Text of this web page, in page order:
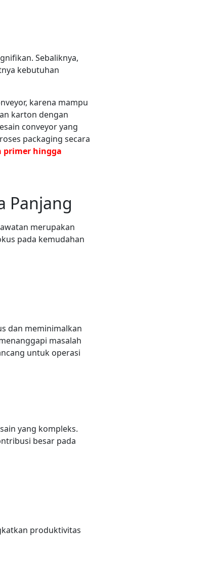
Sebaliknya,
kebutuhan
karena mampu
karton dengan
conveyor yang
packaging secara
primer hingga
Panjang
merupakan
pada kemudahan
dan meminimalkan
masalah
untuk operasi
yang kompleks.
besar pada
produktivitas